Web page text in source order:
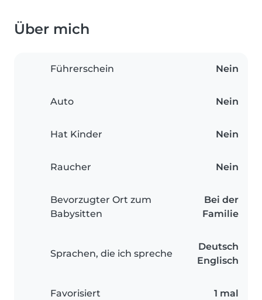
Über mich
Führerschein Nein
Auto Nein
Hat Kinder Nein
Raucher Nein
Bevorzugter Ort zum
Babysitten
Bei der
Familie
Sprachen, die ich spreche
Deutsch
Englisch
Favorisiert 1 mal